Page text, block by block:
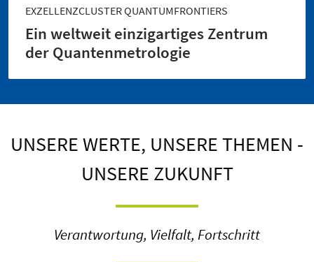
EXZELLENZCLUSTER QUANTUMFRONTIERS
Ein weltweit einzig­artiges Zentrum
der Quantenmetrologie
UNSERE WERTE, UNSERE THEMEN -
UNSERE ZUKUNFT
Verantwortung, Vielfalt, Fortschritt